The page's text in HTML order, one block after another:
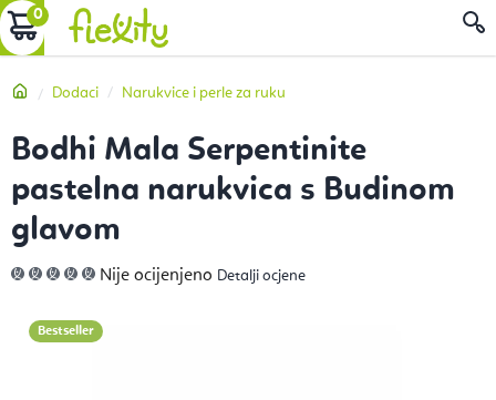
Preskoči
na
KOŠARICA
Početna
Dodaci Narukvice i perle za ruku
Bodhi Mala Serpentinite
pastelna narukvica s Budinom
glavom
Prosječna
ocjena
0,0
od
Nije ocijenjeno Detalji ocjene
Bestseller